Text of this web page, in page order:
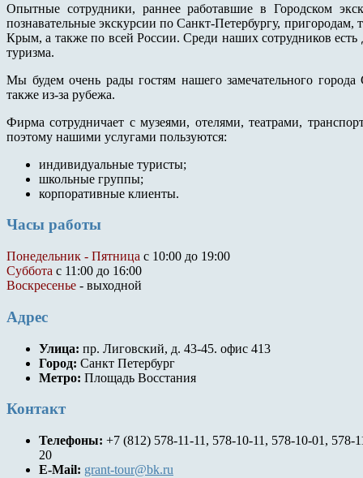
Опытные сотрудники, раннее работавшие в Городском
познавательные экскурсии по Санкт-Петербургу,
Крым, а также по всей России. Среди наших сотрудников
туризма.
Мы будем очень рады гостям нашего замечательного
также из-за рубежа.
Фирма сотрудничает с музеями, отелями, театрами,
поэтому нашими услугами пользуются:
индивидуальные туристы;
школьные группы;
корпоративные клиенты.
Часы работы
Понедельник - Пятница с 10:00 до 19:00
Суббота с 11:00 до 16:00
Воскресенье - выходной
Адрес
Улица: пр. Лиговский, д. 43-45. офис 413
Город: Санкт Петербург
Метро: Площадь Восстания
Контакт
Телефоны: +7 (812) 578-11-11, 578-10-11, 578-10-01,
20
E-Mail: grant-tour@bk.ru